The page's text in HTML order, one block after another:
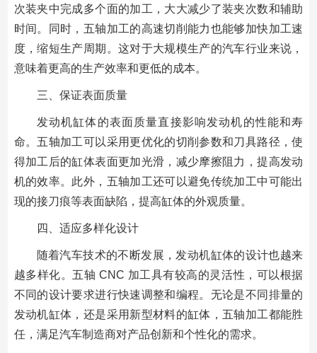
次装夹中完成多个面的加工，大大减少了装夹次数和辅助
时间。同时，五轴加工的高速切削能力也能够加快加工速
度，缩短生产周期。这对于大规模生产的汽车行业来说，
意味着更高的生产效率和更低的成本。
三、保证表面质量
发动机缸体的表面质量直接影响发动机的性能和寿
命。五轴加工可以采用更优化的切削参数和刀具路径，使
得加工后的缸体表面更加光滑，减少摩擦阻力，提高发动
机的效率。此外，五轴加工还可以避免传统加工中可能出
现的接刀痕等表面缺陷，提高缸体的外观质量。
四、适应多样化设计
随着汽车技术的不断发展，发动机缸体的设计也越来
越多样化。五轴 CNC 加工具有较高的灵活性，可以根据
不同的设计要求进行快速调整和编程。无论是不同排量的
发动机缸体，还是采用新型材料的缸体，五轴加工都能胜
任，满足汽车制造商对产品创新和个性化的需求。